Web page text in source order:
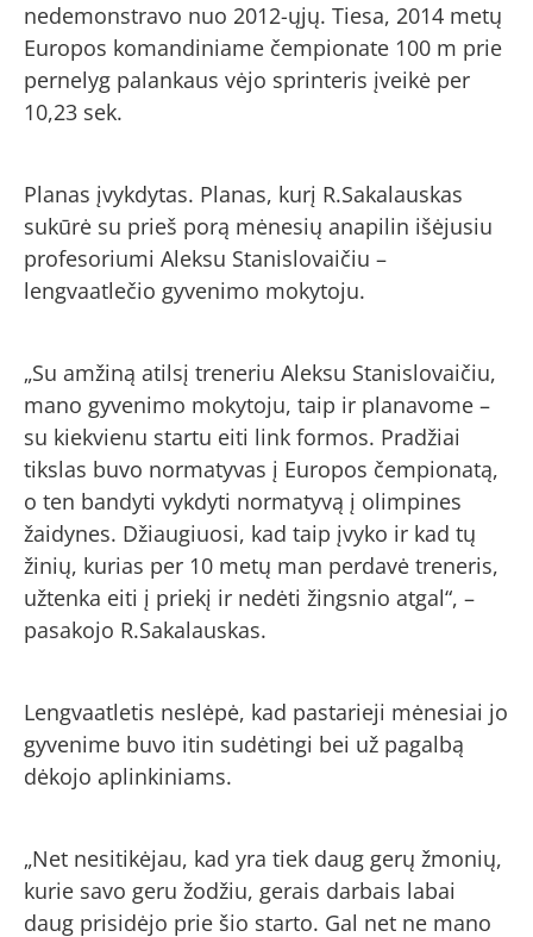
nedemonstravo nuo 2012-ųjų. Tiesa, 2014 metų
Europos komandiniame čempionate 100 m prie
pernelyg palankaus vėjo sprinteris įveikė per
10,23 sek.
Planas įvykdytas. Planas, kurį R.Sakalauskas
sukūrė su prieš porą mėnesių anapilin išėjusiu
profesoriumi Aleksu Stanislovaičiu –
lengvaatlečio gyvenimo mokytoju.
„Su amžiną atilsį treneriu Aleksu Stanislovaičiu,
mano gyvenimo mokytoju, taip ir planavome –
su kiekvienu startu eiti link formos. Pradžiai
tikslas buvo normatyvas į Europos čempionatą,
o ten bandyti vykdyti normatyvą į olimpines
žaidynes. Džiaugiuosi, kad taip įvyko ir kad tų
žinių, kurias per 10 metų man perdavė treneris,
užtenka eiti į priekį ir nedėti žingsnio atgal“, –
pasakojo R.Sakalauskas.
Lengvaatletis neslėpė, kad pastarieji mėnesiai jo
gyvenime buvo itin sudėtingi bei už pagalbą
dėkojo aplinkiniams.
„Net nesitikėjau, kad yra tiek daug gerų žmonių,
kurie savo geru žodžiu, gerais darbais labai
daug prisidėjo prie šio starto. Gal net ne mano